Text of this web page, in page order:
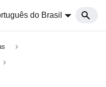
do Brasil